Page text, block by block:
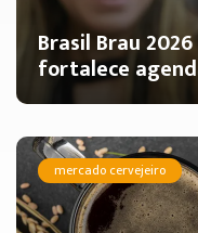
Brasil Brau
fortalece
mercado cervejeiro